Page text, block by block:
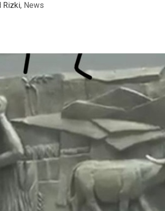
Rizki, News